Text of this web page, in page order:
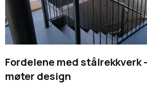
Fordelene med stålrekkverk
møter design